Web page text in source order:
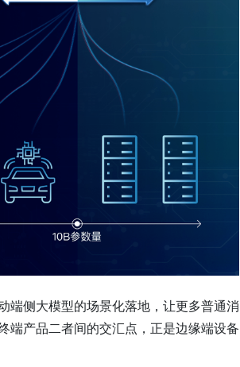
端侧大模型的场景化落地，让更多普通消
端产品二者间的交汇点，正是边缘端设备